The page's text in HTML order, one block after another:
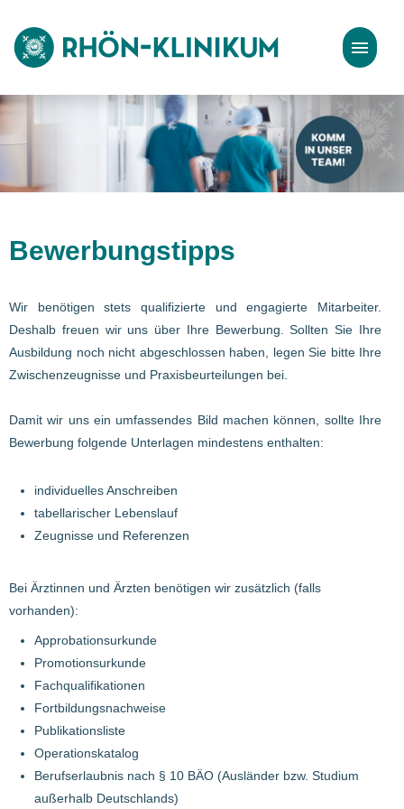
Stellenangebote
Bewerbungstipps
Bewerbungstipps
Wir benötigen stets qualifizierte und engagierte Mitarbeiter.
Deshalb freuen wir uns über Ihre Bewerbung. Sollten Sie Ihre
Ausbildung noch nicht abgeschlossen haben, legen Sie bitte Ihre
Zwischenzeugnisse und Praxisbeurteilungen bei.
Damit wir uns ein umfassendes Bild machen können, sollte Ihre
Bewerbung folgende Unterlagen mindestens enthalten:
individuelles Anschreiben
tabellarischer Lebenslauf
Zeugnisse und Referenzen
Bei Ärztinnen und Ärzten benötigen wir zusätzlich (falls
vorhanden):
Approbationsurkunde
Promotionsurkunde
Fachqualifikationen
Fortbildungsnachweise
Publikationsliste
Operationskatalog
Berufserlaubnis nach § 10 BÄO (Ausländer bzw. Studium
außerhalb Deutschlands)